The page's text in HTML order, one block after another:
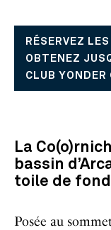
RÉSERVEZ
OBTENEZ
CLUB YONDER
La
bassin
toile de fond
Posée au